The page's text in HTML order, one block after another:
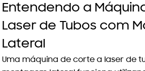
Entendendo a
Laser de Tubos com
Lateral
Uma máquina de corte a laser de